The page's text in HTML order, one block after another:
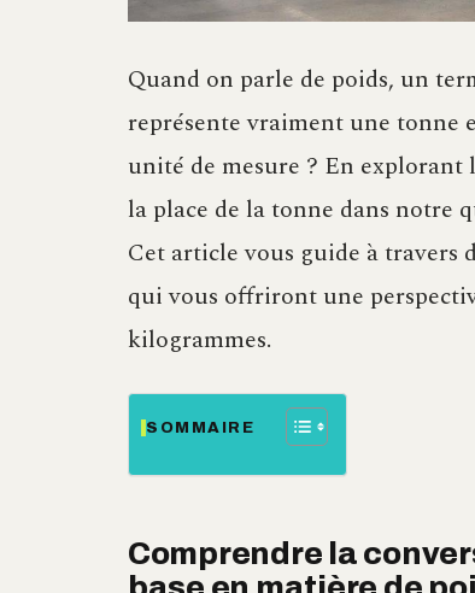
Quand on parle de poids, un
représente vraiment une tonne
unité de mesure ? En
la place de la tonne dans notre
Cet article vous guide à travers
qui vous offriront une
kilogrammes.
SOMMAIRE
Comprendre la